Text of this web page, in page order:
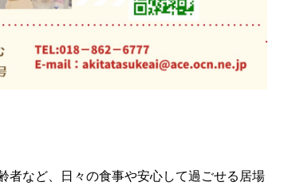
者など、日々の食事や安心して過ごせる居場